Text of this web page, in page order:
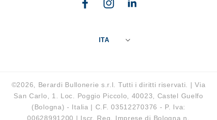
FacebookInstagramLinkedin
ITA
©2026, Berardi Bullonerie s.r.l. Tutti i diritti riservati. | Via
San Carlo, 1. Loc. Poggio Piccolo, 40023, Castel Guelfo
(Bologna) - Italia | C.F. 03512270376 - P. Iva:
00628991200 | Iscr. Reg. Imprese di Bologna n.